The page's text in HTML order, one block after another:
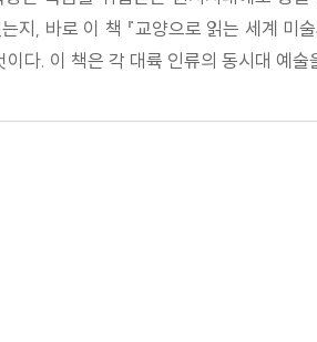
, 바로 이 책 『교양으로 읽는 세계
다. 이 책은 각 대륙 인류의 동시대 예